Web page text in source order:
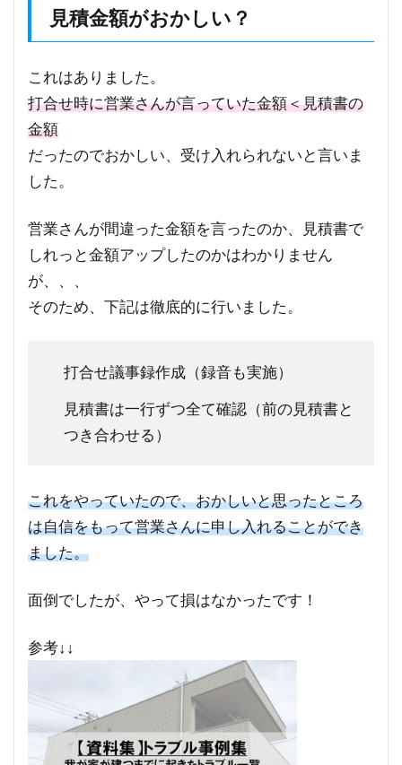
見積金額がおかしい？
これはありました。
打合せ時に営業さんが言っていた金額＜見積書の
金額
だったのでおかしい、受け入れられないと言いま
した。
営業さんが間違った金額を言ったのか、見積書で
しれっと金額アップしたのかはわかりません
が、、、
そのため、下記は徹底的に行いました。
打合せ議事録作成（録音も実施）
見積書は一行ずつ全て確認（前の見積書と
つき合わせる）
これをやっていたので、おかしいと思ったところ
は自信をもって営業さんに申し入れることができ
ました。
面倒でしたが、やって損はなかったです！
参考↓↓